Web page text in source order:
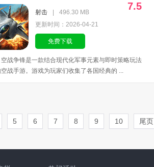
7.5
射击
496.30 MB
更新时间：2026-04-21
免费下载
空战争锋是一款结合现代化军事元素与即时策略玩法
战手游。游戏为玩家们收集了各国经典的 ...
5 6 7 8 9 10 尾页